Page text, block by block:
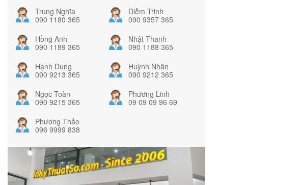
Trung Nghĩa
090 1180 365
Diễm Trinh
090 9357 365
Hồng Anh
090 1189 365
Nhật Thanh
090 1188 365
Hạnh Dung
090 9213 365
Huỳnh Nhân
090 9212 365
Ngọc Toàn
090 9215 365
Phương Linh
09 09 09 96 69
Phương Thảo
096 9999 838